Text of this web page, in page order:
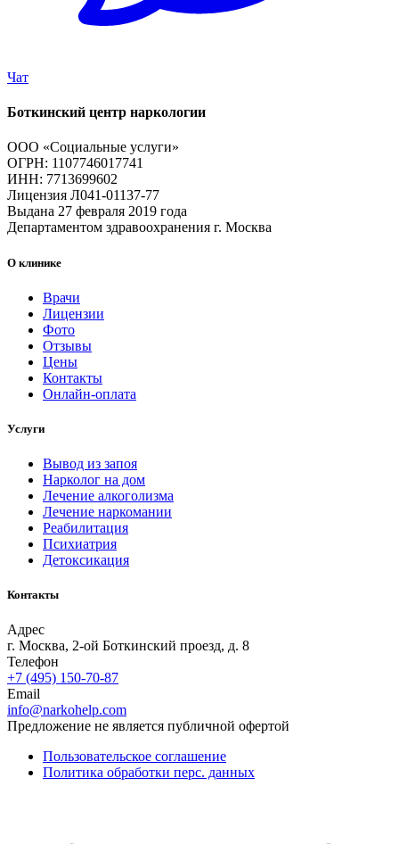
Чат
Боткинский центр наркологии
ООО «Социальные услуги»
ОГРН: 1107746017741
ИНН: 7713699602
Лицензия Л041-01137-77
Выдана 27 февраля 2019 года
Департаментом здравоохранения г. Москва
О клинике
Врачи
Лицензии
Фото
Отзывы
Цены
Контакты
Онлайн-оплата
Услуги
Вывод из запоя
Нарколог на дом
Лечение алкоголизма
Лечение наркомании
Реабилитация
Психиатрия
Детоксикация
Контакты
Адрес
г. Москва, 2-ой Боткинский проезд, д. 8
Телефон
+7 (495) 150-70-87
Email
info@narkohelp.com
Предложение не является публичной офертой
Пользовательское соглашение
Политика обработки перс. данных